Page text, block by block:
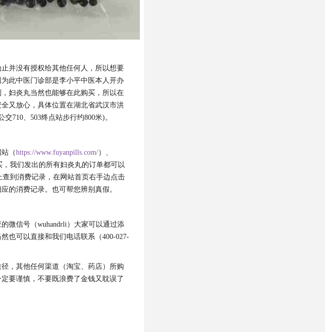
并没有授权给其他任何人，所以想要
此中医门诊部是李小平中医本人开办
妇炎丸当然也能够在此购买，所以在
又放心，具体位置在湖北省武汉市洪
710、503终点站步行约800米)。
（https://www.fuyanpills.com/）、
我们发出的所有妇炎丸的订单都可以
查到消费记录，在网站首页右手边点击
的消费记录。也可帮您辨别真假。
微信号（wuhandrli）大家可以通过添
也可以直接和我们电话联系（400-027-
，其他任何渠道（淘宝、药店）所购
要谨慎，不要既浪费了金钱又耽误了